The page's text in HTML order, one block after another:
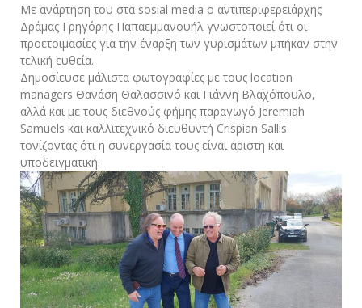
Με ανάρτηση του στα sosial media ο αντιπεριφερειάρχης
Δράμας Γρηγόρης Παπαεμμανουήλ γνωστοποιεί ότι οι
προετοιμασίες για την έναρξη των γυρισμάτων μπήκαν στην
τελική ευθεία.
Δημοσίευσε μάλιστα φωτογραφίες με τους location
managers Θανάση Θαλασσινό και Γιάννη Βλαχόπουλο,
αλλά και με τους διεθνούς φήμης παραγωγό Jeremiah
Samuels και καλλιτεχνικό διευθυντή Crispian Sallis
τονίζοντας ότι η συνεργασία τους είναι άριστη και
υποδειγματική.